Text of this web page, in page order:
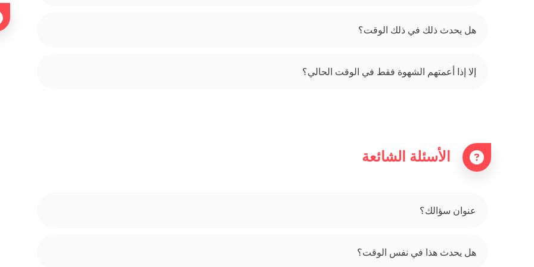
هل يحدث ذلك في ذلك الوقت؟
إلا إذا أعمتهم الشهوة فقط في الوقت الحالي؟
الأسئلة الشائعة
عنوان سؤالك؟
هل يحدث هذا في نفس الوقت؟